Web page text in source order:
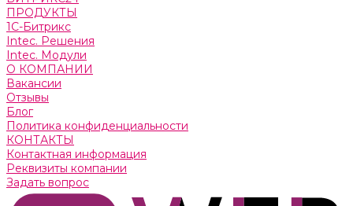
ПРОДУКТЫ
1С-Битрикс
Intec. Решения
Intec. Модули
О КОМПАНИИ
Вакансии
Отзывы
Блог
Политика конфиденциальности
КОНТАКТЫ
Контактная информация
Реквизиты компании
Задать вопрос